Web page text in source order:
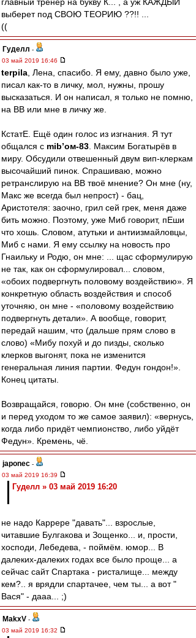
выберет под СВОЮ ТЕОРИЮ ??!! ...
((
Гуделл -
03 май 2019 16:46
terpila , Лена, спасибо. Я ему, давно было уже,
писал как-то в личку, мол, нужны, прошу
высказаться. И он написал, я только не помню,
на ВВ или мне в личку же.
КстатЕ. Ещё один голос из изгнания. Я тут
общался с mib’ом-83 . Максим Богатырёв в
миру. Обсудили отвешенный двум вип-клеркам
высочайший пинок. Спрашиваю, можно
ретранслирую на ВВ твоё мнение? Он мне (ну,
Макс же всегда был непрост) - бац,
Аристотеля: заочно, грил сей грек, меня даже
бить можно. Поэтому, уже Миб говорит, пЕши
что хошь. Словом, атутьки и антиизмайловцы,
Миб с нами. Я ему ссылку на новость про
Гнаильку и Родю, он мне: ... щас сформулирую
не так, как он сформулировал... словом,
«обоих подвергнуть половому воздействию». Я
конкретную область воздействия и способ
уточняю, он мне - «половому воздействию
подвергнуть детали». А вообще, говорит,
передай нашим, что (дальше прям слово в
слово) «Мибу похуй и до пизды, сколько
клерков выгонят, пока не изменится
генеральная линия партии. Федун гондон!».
Конец цитаты.
Возвращайся, говорю. Он мне (собственно, он
и перед уходом то же самое заявил): «вернусь,
когда либо придёт чемпионство, либо уйдёт
Федун». Кремень, чё.
japonec -
03 май 2019 16:39
Гуделл » 03 май 2019 16:20
не надо Каррере "давать"... взрослые,
читавшие Булгакова и Зощенко... и, прости,
хосподи, Лебедева, - поймём. юмор... В
далеких-далеких годах все было проще... а
сейчас сайт Спартака - ристалище... между
кем?.. я врядли спартачее, чем ты... а вот "
Вася" - дааа... ;)
MakxV -
03 май 2019 16:32